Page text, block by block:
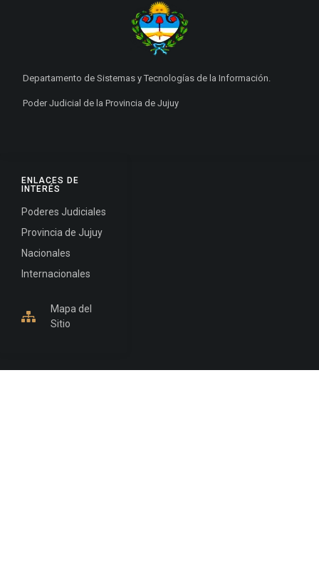
ENLACES DE
INTERÉS
Poderes Judiciales
Provincia de Jujuy
Nacionales
Internacionales
Mapa del
Sitio
Departamento de Sistemas y Tecnologías de la Información.
Poder Judicial de la Provincia de Jujuy